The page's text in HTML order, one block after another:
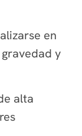
en
y
alta